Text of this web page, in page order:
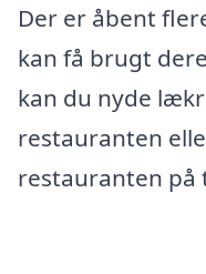
Der er åbent
kan få brugt
kan du nyde
restauranten
restauranten på